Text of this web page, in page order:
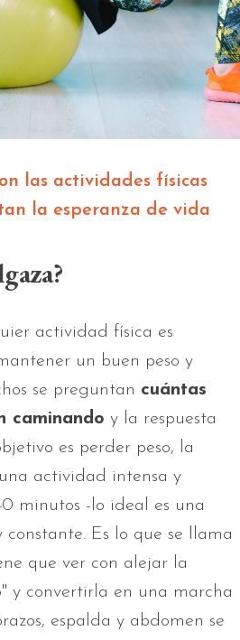
las actividades físicas
la esperanza de vida
actividad física es
un buen peso y
se preguntan cuántas
caminando y la respuesta
es perder peso, la
actividad intensa y
minutos -lo ideal es una
constante. Es lo que se llama
que ver con alejar la
y convertirla en una marcha
espalda y abdomen se